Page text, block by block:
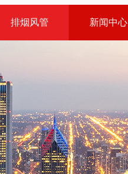
排烟风管 新闻中心